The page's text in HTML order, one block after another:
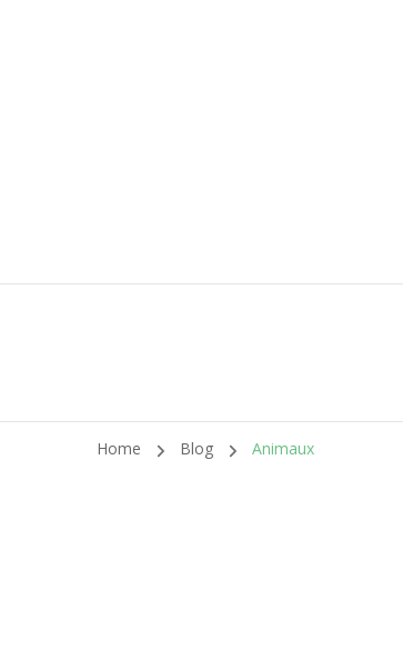
Home Blog Animaux